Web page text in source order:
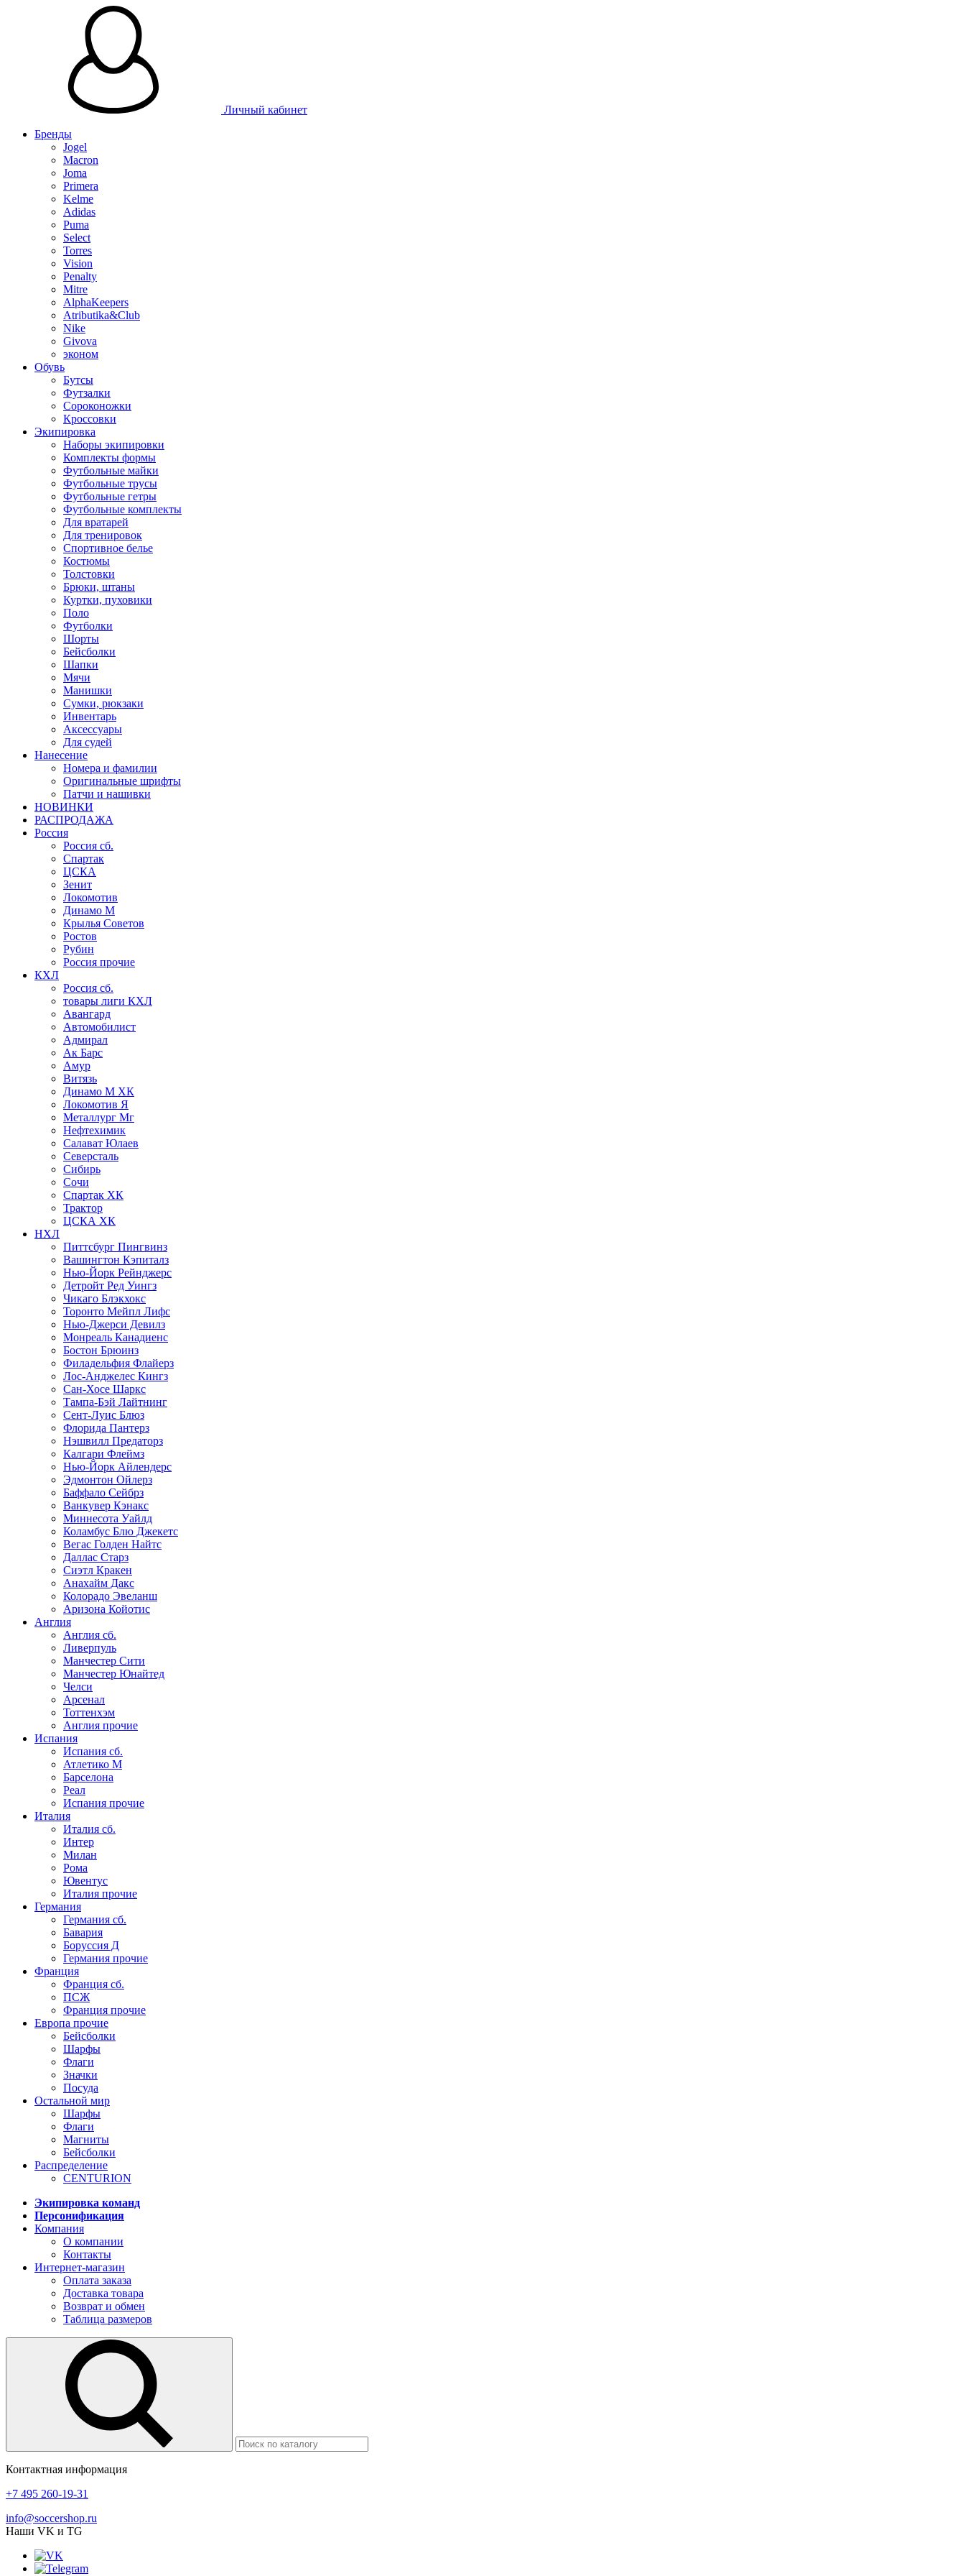
Личный кабинет
Бренды
Jogel
Macron
Joma
Primera
Kelme
Adidas
Puma
Select
Torres
Vision
Penalty
Mitre
AlphaKeepers
Atributika&Club
Nike
Givova
эконом
Обувь
Бутсы
Футзалки
Сороконожки
Кроссовки
Экипировка
Наборы экипировки
Комплекты формы
Футбольные майки
Футбольные трусы
Футбольные гетры
Футбольные комплекты
Для вратарей
Для тренировок
Спортивное белье
Костюмы
Толстовки
Брюки, штаны
Куртки, пуховики
Поло
Футболки
Шорты
Бейсболки
Шапки
Мячи
Манишки
Сумки, рюкзаки
Инвентарь
Аксессуары
Для судей
Нанесение
Номера и фамилии
Оригинальные шрифты
Патчи и нашивки
НОВИНКИ
РАСПРОДАЖА
Россия
Россия сб.
Спартак
ЦСКА
Зенит
Локомотив
Динамо М
Крылья Советов
Ростов
Рубин
Россия прочие
КХЛ
Россия сб.
товары лиги КХЛ
Авангард
Автомобилист
Адмирал
Ак Барс
Амур
Витязь
Динамо М ХК
Локомотив Я
Металлург Мг
Нефтехимик
Салават Юлаев
Северсталь
Сибирь
Сочи
Спартак ХК
Трактор
ЦСКА ХК
НХЛ
Питтсбург Пингвинз
Вашингтон Кэпиталз
Нью-Йорк Рейнджерс
Детройт Ред Уингз
Чикаго Блэкхокс
Торонто Мейпл Лифс
Нью-Джерси Девилз
Монреаль Канадиенс
Бостон Брюинз
Филадельфия Флайерз
Лос-Анджелес Кингз
Сан-Хосе Шаркс
Тампа-Бэй Лайтнинг
Сент-Луис Блюз
Флорида Пантерз
Нэшвилл Предаторз
Калгари Флеймз
Нью-Йорк Айлендерс
Эдмонтон Ойлерз
Баффало Сейбрз
Ванкувер Кэнакс
Миннесота Уайлд
Коламбус Блю Джекетс
Вегас Голден Найтс
Даллас Старз
Сиэтл Кракен
Анахайм Дакс
Колорадо Эвеланш
Аризона Койотис
Англия
Англия сб.
Ливерпуль
Манчестер Сити
Манчестер Юнайтед
Челси
Арсенал
Тоттенхэм
Англия прочие
Испания
Испания сб.
Атлетико М
Барселона
Реал
Испания прочие
Италия
Италия сб.
Интер
Милан
Рома
Ювентус
Италия прочие
Германия
Германия сб.
Бавария
Боруссия Д
Германия прочие
Франция
Франция сб.
ПСЖ
Франция прочие
Европа прочие
Бейсболки
Шарфы
Флаги
Значки
Посуда
Остальной мир
Шарфы
Флаги
Магниты
Бейсболки
Распределение
CENTURION
Экипировка команд
Персонификация
Компания
О компании
Контакты
Интернет-магазин
Оплата заказа
Доставка товара
Возврат и обмен
Таблица размеров
Контактная информация
+7 495 260-19-31
info@soccershop.ru
Наши VK и TG